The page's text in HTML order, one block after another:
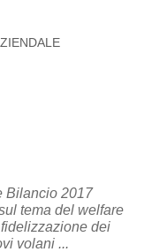
Bilancio 2017
tema del welfare
dei
volani ...